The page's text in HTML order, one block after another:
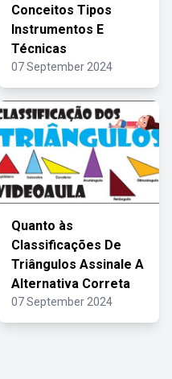
Conceitos Tipos
Instrumentos E
Técnicas
07 September 2024
Quanto às
Classificações De
Triângulos Assinale A
Alternativa Correta
07 September 2024